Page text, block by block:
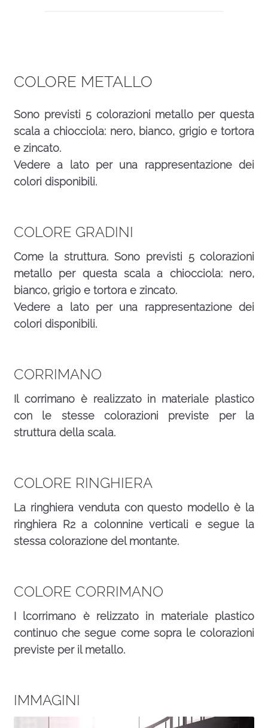
COLORE METALLO
Sono previsti 5 colorazioni metallo per questa
scala a chiocciola: nero, bianco, grigio e tortora
e zincato.
Vedere a lato per una rappresentazione dei
colori disponibili.
COLORE GRADINI
Come la struttura. Sono previsti 5 colorazioni
metallo per questa scala a chiocciola: nero,
bianco, grigio e tortora e zincato.
Vedere a lato per una rappresentazione dei
colori disponibili.
CORRIMANO
Il corrimano è realizzato in materiale plastico
con le stesse colorazioni previste per la
struttura della scala.
COLORE RINGHIERA
La ringhiera venduta con questo modello è la
ringhiera R2 a colonnine verticali e segue la
stessa colorazione del montante.
COLORE CORRIMANO
I lcorrimano è relizzato in materiale plastico
continuo che segue come sopra le colorazioni
previste per il metallo.
IMMAGINI